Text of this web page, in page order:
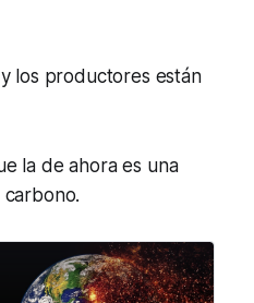
los productores están
la de ahora es una